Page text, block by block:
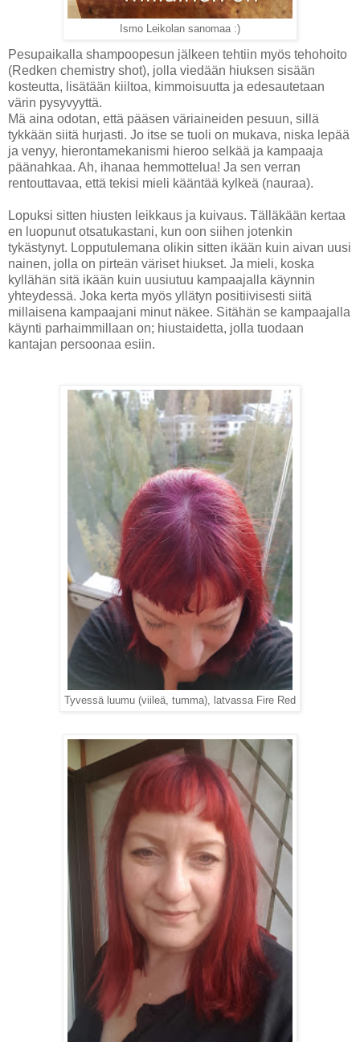
Ismo Leikolan sanomaa :)
Pesupaikalla shampoopesun jälkeen tehtiin myös tehohoito
(Redken chemistry shot), jolla viedään hiuksen sisään
kosteutta, lisätään kiiltoa, kimmoisuutta ja edesautetaan
värin pysyvyyttä.
Mä aina odotan, että pääsen väriaineiden pesuun, sillä
tykkään siitä hurjasti. Jo itse se tuoli on mukava, niska lepää
ja venyy, hierontamekanismi hieroo selkää ja kampaaja
päänahkaa. Ah, ihanaa hemmottelua! Ja sen verran
rentouttavaa, että tekisi mieli kääntää kylkeä (nauraa).
Lopuksi sitten hiusten leikkaus ja kuivaus. Tälläkään kertaa
en luopunut otsatukastani, kun oon siihen jotenkin
tykästynyt. Lopputulemana olikin sitten ikään kuin aivan uusi
nainen, jolla on pirteän väriset hiukset. Ja mieli, koska
kyllähän sitä ikään kuin uusiutuu kampaajalla käynnin
yhteydessä. Joka kerta myös yllätyn positiivisesti siitä
millaisena kampaajani minut näkee. Sitähän se kampaajalla
käynti parhaimmillaan on; hiustaidetta, jolla tuodaan
kantajan persoonaa esiin.
Tyvessä luumu (viileä, tumma), latvassa Fire Red